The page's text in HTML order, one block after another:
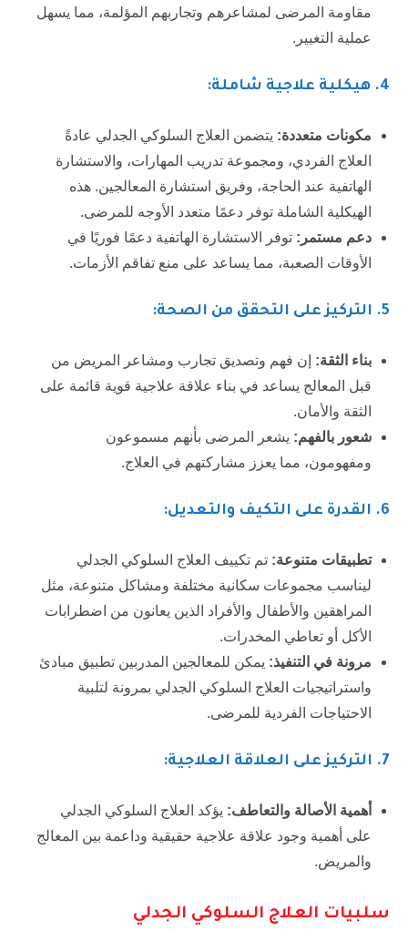
مقاومة المرضى لمشاعرهم وتجاربهم المؤلمة، مما يسهل
عملية التغيير.
4. هيكلية علاجية شاملة:
مكونات متعددة: يتضمن العلاج السلوكي الجدلي عادةً
العلاج الفردي، ومجموعة تدريب المهارات، والاستشارة
الهاتفية عند الحاجة، وفريق استشارة المعالجين. هذه
الهيكلية الشاملة توفر دعمًا متعدد الأوجه للمرضى.
دعم مستمر: توفر الاستشارة الهاتفية دعمًا فوريًا في
الأوقات الصعبة، مما يساعد على منع تفاقم الأزمات.
5. التركيز على التحقق من الصحة:
بناء الثقة: إن فهم وتصديق تجارب ومشاعر المريض من
قبل المعالج يساعد في بناء علاقة علاجية قوية قائمة على
الثقة والأمان.
شعور بالفهم: يشعر المرضى بأنهم مسموعون
ومفهومون، مما يعزز مشاركتهم في العلاج.
6. القدرة على التكيف والتعديل:
تطبيقات متنوعة: تم تكييف العلاج السلوكي الجدلي
ليناسب مجموعات سكانية مختلفة ومشاكل متنوعة، مثل
المراهقين والأطفال والأفراد الذين يعانون من اضطرابات
الأكل أو تعاطي المخدرات.
مرونة في التنفيذ: يمكن للمعالجين المدربين تطبيق مبادئ
واستراتيجيات العلاج السلوكي الجدلي بمرونة لتلبية
الاحتياجات الفردية للمرضى.
7. التركيز على العلاقة العلاجية:
أهمية الأصالة والتعاطف: يؤكد العلاج السلوكي الجدلي
على أهمية وجود علاقة علاجية حقيقية وداعمة بين المعالج
والمريض.
سلبيات العلاج السلوكي الجدلي